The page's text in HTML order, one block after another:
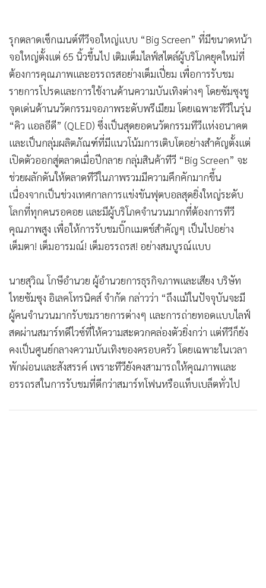
• Motoring
•
วิทยาศาสตร์
SMEs
• หุ้น
• อินโดจีน
• กองทุนรวม
• Celeb Online
• Factcheck
• ญี่ปุ่น
• News1
• Gotomanager
รุกตลาดเซ็กเมนต์ทีวีจอใหญ่แบบ “Big Screen” ที่มีขนาดหน้า
จอใหญ่ตั้งแต่ 65 นิ้วขึ้นไป เติมเต็มไลฟ์สไตล์ผู้บริโภคยุคใหม่ที่
ต้องการคุณภาพและอรรถรสอย่างเต็มเปี่ยม เพื่อการรับชม
รายการโปรดและการใช้งานด้านความบันเทิงต่างๆ โดยซัมซุงชู
จุดเด่นด้านนวัตกรรมจอภาพระดับพรีเมียม โดยเฉพาะทีวีในรุ่น
“คิว แอลอีดี” (QLED) ซึ่งเป็นสุดยอดนวัตกรรมทีวีแห่งอนาคต
และเป็นกลุ่มผลิตภัณฑ์ที่มีแนวโน้มการเติบโตอย่างสำคัญตั้งแต่
เปิดตัวออกสู่ตลาดเมื่อปีกลาย กลุ่มสินค้าทีวี “Big Screen” จะ
ช่วยผลักดันให้ตลาดทีวีในภาพรวมมีความคึกคักมากขึ้น
เนื่องจากเป็นช่วงเทศกาลการแข่งขันฟุตบอลสุดยิ่งใหญ่ระดับ
โลกที่ทุกคนรอคอย และมีผู้บริโภคจำนวนมากที่ต้องการทีวี
คุณภาพสูง เพื่อให้การรับชมบิ๊กแมตช์สำคัญๆ เป็นไปอย่าง
เต็มตา! เต็มอารมณ์! เต็มอรรถรส! อย่างสมบูรณ์แบบ
นายสุวิณ โกษีอำนวย ผู้อำนวยการธุรกิจภาพและเสียง บริษัท
ไทยซัมซุง อิเลคโทรนิคส์ จำกัด กล่าวว่า “ถึงแม้ในปัจจุบันจะมี
ผู้คนจำนวนมากรับชมรายการต่างๆ และการถ่ายทอดแบบไลฟ์
สดผ่านสมาร์ทดีไวซ์ที่ให้ความสะดวกคล่องตัวยิ่งกว่า แต่ทีวีก็ยัง
คงเป็นศูนย์กลางความบันเทิงของครอบครัว โดยเฉพาะในเวลา
พักผ่อนและสังสรรค์ เพราะทีวียังคงสามารถให้คุณภาพและ
อรรถรสในการรับชมที่ดีกว่าสมาร์ทโฟนหรือแท็บเบล็ตทั่วไป